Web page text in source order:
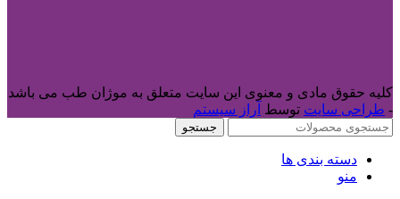
کلیه حقوق مادی و معنوی این سایت متعلق به موژان طب می باشد
- طراحی سایت توسط آراز سیستم
جستجو
دسته بندی ها
منو